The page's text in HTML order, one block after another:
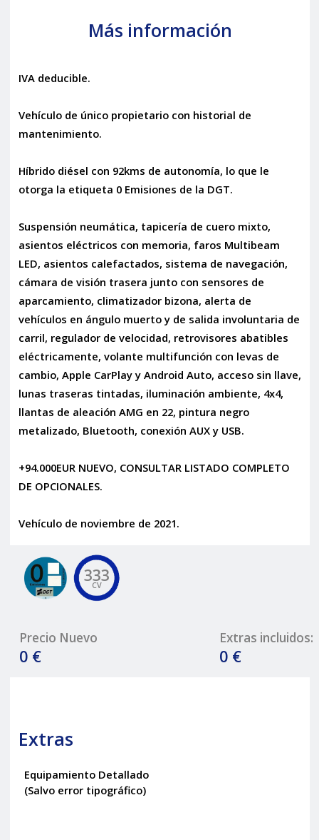
Más información
IVA deducible.
Vehículo de único propietario con historial de
mantenimiento.
Híbrido diésel con 92kms de autonomía, lo que le
otorga la etiqueta 0 Emisiones de la DGT.
Suspensión neumática, tapicería de cuero mixto,
asientos eléctricos con memoria, faros Multibeam
LED, asientos calefactados, sistema de navegación,
cámara de visión trasera junto con sensores de
aparcamiento, climatizador bizona, alerta de
vehículos en ángulo muerto y de salida involuntaria de
carril, regulador de velocidad, retrovisores abatibles
eléctricamente, volante multifunción con levas de
cambio, Apple CarPlay y Android Auto, acceso sin llave,
lunas traseras tintadas, iluminación ambiente, 4x4,
llantas de aleación AMG en 22, pintura negro
metalizado, Bluetooth, conexión AUX y USB.
+94.000EUR NUEVO, CONSULTAR LISTADO COMPLETO
DE OPCIONALES.
Vehículo de noviembre de 2021.
333
CV
Precio Nuevo
0 €
Extras incluidos:
0 €
Extras
Equipamiento Detallado
(Salvo error tipográfico)